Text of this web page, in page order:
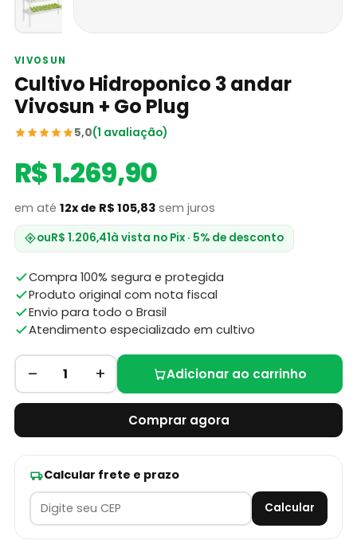
VIVOSUN
Cultivo Hidroponico 3 andar
Vivosun + Go Plug
5,0(1 avaliação)
R$ 1.269,90
em até 12x de R$ 105,83sem juros
ouR$ 1.206,41à vista no Pix · 5% de desconto
Compra 100% segura e protegida
Produto original com nota fiscal
Envio para todo o Brasil
Atendimento especializado em cultivo
– 1 + Adicionar ao carrinho
Comprar agora
Calcular frete e prazo
Calcular